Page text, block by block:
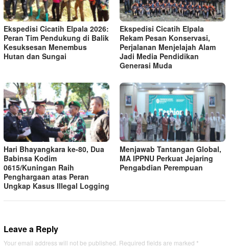
Ekspedisi Cicatih Elpala 2026:
Peran Tim Pendukung di Balik
Kesuksesan Menembus
Hutan dan Sungai
Ekspedisi Cicatih Elpala
Rekam Pesan Konservasi,
Perjalanan Menjelajah Alam
Jadi Media Pendidikan
Generasi Muda
Hari Bhayangkara ke-80, Dua
Babinsa Kodim
0615/Kuningan Raih
Penghargaan atas Peran
Ungkap Kasus Illegal Logging
Menjawab Tantangan Global,
MA IPPNU Perkuat Jejaring
Pengabdian Perempuan
Leave a Reply
Your email address will not be published. Required fields are marked *